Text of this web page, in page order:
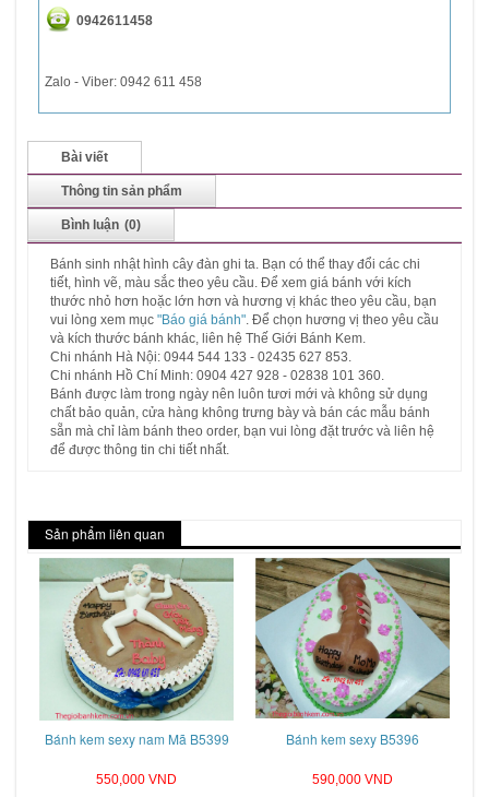
0942611458
Zalo - Viber: 0942 611 458
Bài viết
Thông tin sản phẩm
Bình luận (0)
Bánh sinh nhật hình cây đàn ghi ta. Bạn có thể thay đổi các chi
tiết, hình vẽ, màu sắc theo yêu cầu. Để xem giá bánh với kích
thước nhỏ hơn hoặc lớn hơn và hương vị khác theo yêu cầu, bạn
vui lòng xem mục "Báo giá bánh". Để chọn hương vị theo yêu cầu
và kích thước bánh khác, liên hệ Thế Giới Bánh Kem.
Chi nhánh Hà Nội: 0944 544 133 - 02435 627 853.
Chi nhánh Hồ Chí Minh: 0904 427 928 - 02838 101 360.
Bánh được làm trong ngày nên luôn tươi mới và không sử dụng
chất bảo quản, cửa hàng không trưng bày và bán các mẫu bánh
sẵn mà chỉ làm bánh theo order, bạn vui lòng đặt trước và liên hệ
để được thông tin chi tiết nhất.
Sản phẩm liên quan
Bánh kem sexy nam Mã B5399
550,000 VND
Bánh kem sexy B5396
590,000 VND